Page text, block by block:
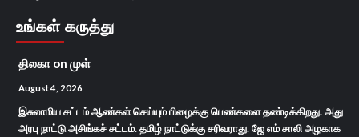
உங்கள் கருத்து
திலகா on முள்
August 4, 2026
இசுலாமிய சட்டம் ஆண்கள் செய்யும் பிழைக்கு பெண்களை தண்டிக்கிறது. அது
அரபு நாட்டு அசிங்கச் சட்டம். தமிழ் நாட்டுக்கு சரிவராது. ஜே எம் சாலி அழகாக